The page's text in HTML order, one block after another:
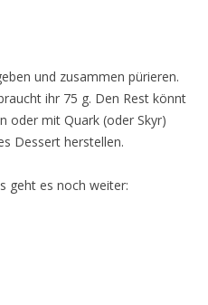
und zusammen pürieren.
ihr 75 g. Den Rest könnt
oder mit Quark (oder Skyr)
Dessert herstellen.
geht es noch weiter: